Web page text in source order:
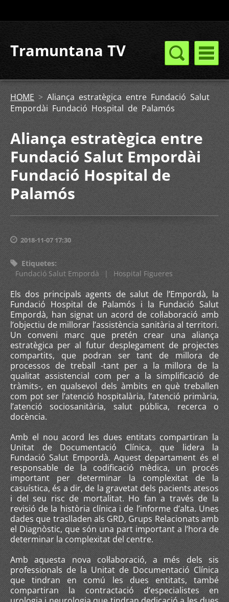
Tramuntana TV
HOME > Aliança estratègica entre Fundació Salut
Empordài Fundació Hospital de Palamós
Aliança estratègica entre
Fundació Salut Empordài
Fundació Hospital de
Palamós
2018-11-07 17:30
Etiquetes:
Fundació Salut Empordà
| Hospital Figueres
Els dos principals agents de salut de l’Empordà, la
Fundació Hospital de Palamós i la Fundació Salut
Empordà, han signat un acord de col·laboració amb
l’objectiu de millorar l’assistència sanitària al territori.
Un conveni marc que pretén crear una aliança
estratègica per al futur desplegament de projectes
compartits, que podran ser tant de millora de
processos de treball -tant per a la millora de la
qualitat assistencial com per a la simplificació de
tràmits-, en qualsevol dels àmbits en què treballen
com pot ser l’atenció hospitalària, l’atenció primària,
l’atenció sociosanitària, salut pública, recerca o
docència.
Amb el nou acord les dues entitats compartiran la
Unitat de Documentació Clínica, que lidera la
Fundació Salut Empordà. Aquest departament és el
responsable de la codificació mèdica, un procés
important per determinar la complexitat de la
casuística, és a dir, de la gravetat dels pacients atesos
i del seu risc de mortalitat. Ho fan a través de la
revisió de la història clínica i de l’informe d’alta. Unes
dades que traslladen als GRD, Grups Relacionats amb
el Diagnòstic, que són una part important a l’hora de
determinar la complexitat del centre.
Amb aquesta nova col·laboració, a més dels sis
professionals de la Unitat de Documentació Clínica
que tindran en comú les dues entitats, també
compartiran la contractació d’especialistes en